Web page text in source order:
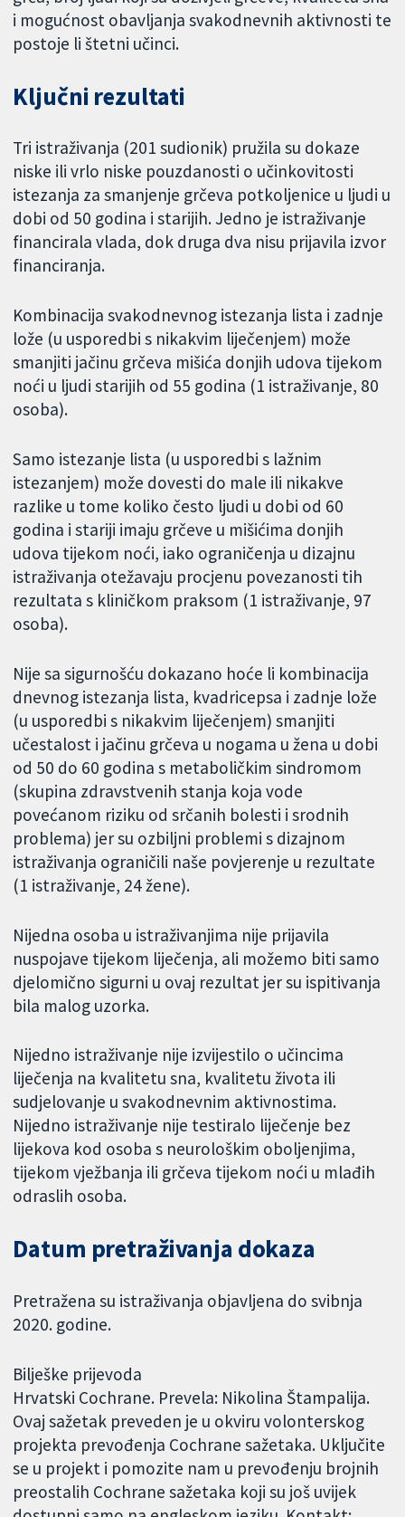
i mogućnost obavljanja svakodnevnih aktivnosti te
postoje li štetni učinci.
Ključni rezultati
Tri istraživanja (201 sudionik) pružila su dokaze
niske ili vrlo niske pouzdanosti o učinkovitosti
istezanja za smanjenje grčeva potkoljenice u ljudi u
dobi od 50 godina i starijih. Jedno je istraživanje
financirala vlada, dok druga dva nisu prijavila izvor
financiranja.
Kombinacija svakodnevnog istezanja lista i zadnje
lože (u usporedbi s nikakvim liječenjem) može
smanjiti jačinu grčeva mišića donjih udova tijekom
noći u ljudi starijih od 55 godina (1 istraživanje, 80
osoba).
Samo istezanje lista (u usporedbi s lažnim
istezanjem) može dovesti do male ili nikakve
razlike u tome koliko često ljudi u dobi od 60
godina i stariji imaju grčeve u mišićima donjih
udova tijekom noći, iako ograničenja u dizajnu
istraživanja otežavaju procjenu povezanosti tih
rezultata s kliničkom praksom (1 istraživanje, 97
osoba).
Nije sa sigurnošću dokazano hoće li kombinacija
dnevnog istezanja lista, kvadricepsa i zadnje lože
(u usporedbi s nikakvim liječenjem) smanjiti
učestalost i jačinu grčeva u nogama u žena u dobi
od 50 do 60 godina s metaboličkim sindromom
(skupina zdravstvenih stanja koja vode
povećanom riziku od srčanih bolesti i srodnih
problema) jer su ozbiljni problemi s dizajnom
istraživanja ograničili naše povjerenje u rezultate
(1 istraživanje, 24 žene).
Nijedna osoba u istraživanjima nije prijavila
nuspojave tijekom liječenja, ali možemo biti samo
djelomično sigurni u ovaj rezultat jer su ispitivanja
bila malog uzorka.
Nijedno istraživanje nije izvijestilo o učincima
liječenja na kvalitetu sna, kvalitetu života ili
sudjelovanje u svakodnevnim aktivnostima.
Nijedno istraživanje nije testiralo liječenje bez
lijekova kod osoba s neurološkim oboljenjima,
tijekom vježbanja ili grčeva tijekom noći u mlađih
odraslih osoba.
Datum pretraživanja dokaza
Pretražena su istraživanja objavljena do svibnja
2020. godine.
Bilješke prijevoda
Hrvatski Cochrane. Prevela: Nikolina Štampalija.
Ovaj sažetak preveden je u okviru volonterskog
projekta prevođenja Cochrane sažetaka. Uključite
se u projekt i pomozite nam u prevođenju brojnih
preostalih Cochrane sažetaka koji su još uvijek